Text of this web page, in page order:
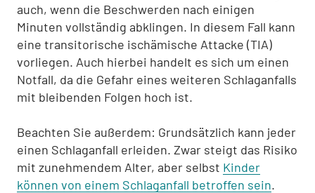
auch, wenn die Beschwerden nach einigen
Minuten vollständig abklingen. In diesem Fall kann
eine transitorische ischämische Attacke (TIA)
vorliegen. Auch hierbei handelt es sich um einen
Notfall, da die Gefahr eines weiteren Schlaganfalls
mit bleibenden Folgen hoch ist.
Beachten Sie außerdem: Grundsätzlich kann jeder
einen Schlaganfall erleiden. Zwar steigt das Risiko
mit zunehmendem Alter, aber selbst Kinder
können von einem Schlaganfall betroffen sein.